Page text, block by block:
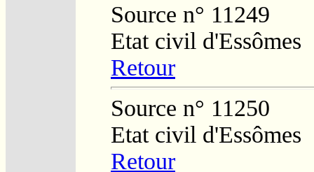
Source n° 11249
Etat civil d'Essômes
Retour
Source n° 11250
Etat civil d'Essômes
Retour